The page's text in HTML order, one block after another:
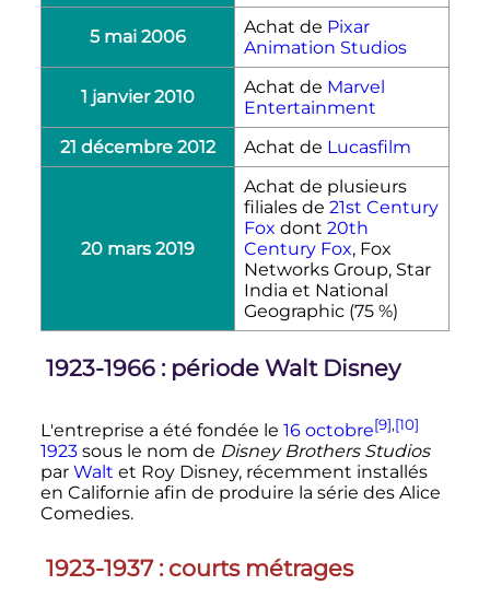
5 mai 2006 Achat de Pixar
Animation Studios
1 janvier 2010 Achat de Marvel
Entertainment
21 décembre 2012
Achat de Lucasfilm
20 mars 2019
Achat de plusieurs
filiales de 21st Century
Fox dont 20th
Century Fox, Fox
Networks Group, Star
India et National
Geographic (75 %)
1923-1966 : période Walt Disney
L'entreprise a été fondée le 16 octobre[9],[10]
1923sous le nom de Disney Brothers Studios
par Walt et Roy Disney, récemment installés
en Californie afin de produire la série des Alice
Comedies.
1923-1937 : courts métrages